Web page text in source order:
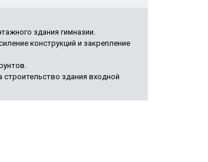
здания гимназии.
конструкций и закрепление
строительство здания входной